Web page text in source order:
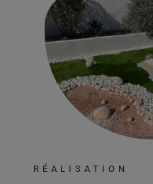
RÉALISATION